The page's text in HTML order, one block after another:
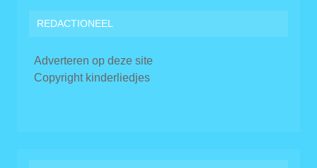
REDACTIONEEL
Adverteren op deze site
Copyright kinderliedjes